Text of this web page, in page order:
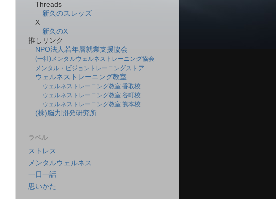
Threads
新久のスレッズ
X
新久のX
推しリンク
NPO法人若年層就業支援協会
(一社)メンタルウェルネストレーニング協会
メンタル・ビジョントレーニングストア
ウェルネストレーニング教室
ウェルネストレーニング教室 香取校
ウェルネストレーニング教室 谷町校
ウェルネストレーニング教室 熊本校
(株)脳力開発研究所
ラベル
ストレス
メンタルウェルネス
一日一話
思いかた